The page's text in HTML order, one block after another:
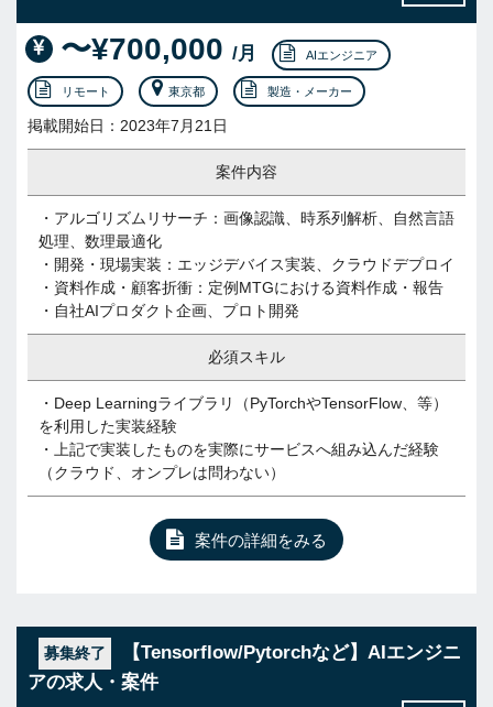
〜¥700,000 /月 AIエンジニア
リモート 東京都 製造・メーカー
掲載開始日：2023年7月21日
案件内容
・アルゴリズムリサーチ：画像認識、時系列解析、自然言語
処理、数理最適化
・開発・現場実装：エッジデバイス実装、クラウドデプロイ
・資料作成・顧客折衝：定例MTGにおける資料作成・報告
・自社AIプロダクト企画、プロト開発
必須スキル
・Deep Learningライブラリ（PyTorchやTensorFlow、等）
を利用した実装経験
・上記で実装したものを実際にサービスへ組み込んだ経験
（クラウド、オンプレは問わない）
案件の詳細をみる
募集終了
【Tensorflow/Pytorchなど】AIエンジニ
アの求人・案件